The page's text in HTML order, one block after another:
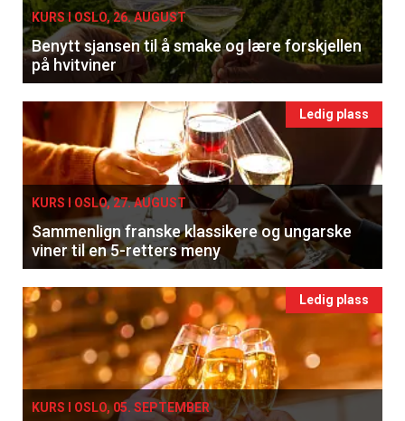
KURS I OSLO, 26. AUGUST
Benytt sjansen til å smake og lære forskjellen
på hvitviner
Ledig plass
KURS I OSLO, 27. AUGUST
Sammenlign franske klassikere og ungarske
viner til en 5-retters meny
Ledig plass
KURS I OSLO, 05. SEPTEMBER